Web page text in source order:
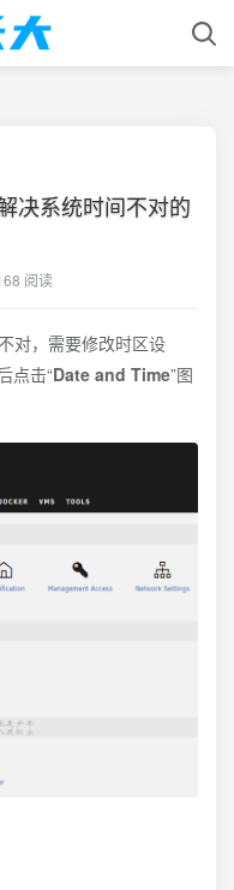
决系统时间不对的
阅读
，需要修改时区设
点击“Date and Time”图